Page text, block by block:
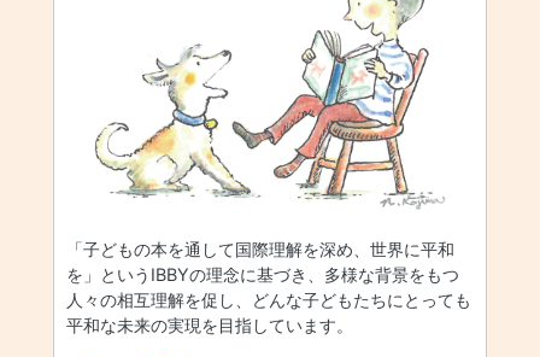
「子どもの本を通して国際理解を深め、世界に平和
を」というIBBYの理念に基づき、多様な背景をもつ
人々の相互理解を促し、どんな子どもたちにとっても
平和な未来の実現を目指しています。